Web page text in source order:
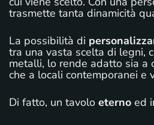
trasmette tanta dinamicità
La possibilità di
tra una vasta scelta di legni,
metalli, lo rende adatto sia a
che a locali contemporanei e
Di fatto, un tavolo eterno ed